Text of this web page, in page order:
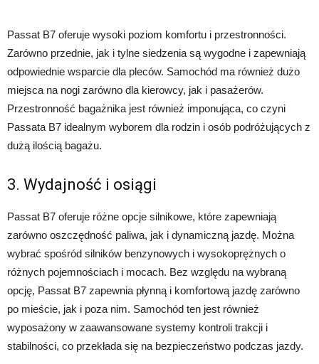
Passat B7 oferuje wysoki poziom komfortu i przestronności.
Zarówno przednie, jak i tylne siedzenia są wygodne i zapewniają
odpowiednie wsparcie dla pleców. Samochód ma również dużo
miejsca na nogi zarówno dla kierowcy, jak i pasażerów.
Przestronność bagażnika jest również imponująca, co czyni
Passata B7 idealnym wyborem dla rodzin i osób podróżujących z
dużą ilością bagażu.
3. Wydajność i osiągi
Passat B7 oferuje różne opcje silnikowe, które zapewniają
zarówno oszczędność paliwa, jak i dynamiczną jazdę. Można
wybrać spośród silników benzynowych i wysokoprężnych o
różnych pojemnościach i mocach. Bez względu na wybraną
opcję, Passat B7 zapewnia płynną i komfortową jazdę zarówno
po mieście, jak i poza nim. Samochód ten jest również
wyposażony w zaawansowane systemy kontroli trakcji i
stabilności, co przekłada się na bezpieczeństwo podczas jazdy.